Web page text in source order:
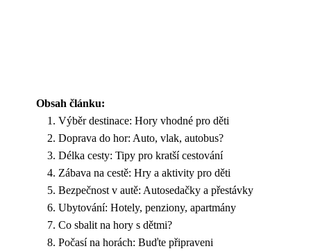
Obsah článku:
Výběr destinace: Hory vhodné pro děti
Doprava do hor: Auto, vlak, autobus?
Délka cesty: Tipy pro kratší cestování
Zábava na cestě: Hry a aktivity pro děti
Bezpečnost v autě: Autosedačky a přestávky
Ubytování: Hotely, penziony, apartmány
Co sbalit na hory s dětmi?
Počasí na horách: Buďte připraveni